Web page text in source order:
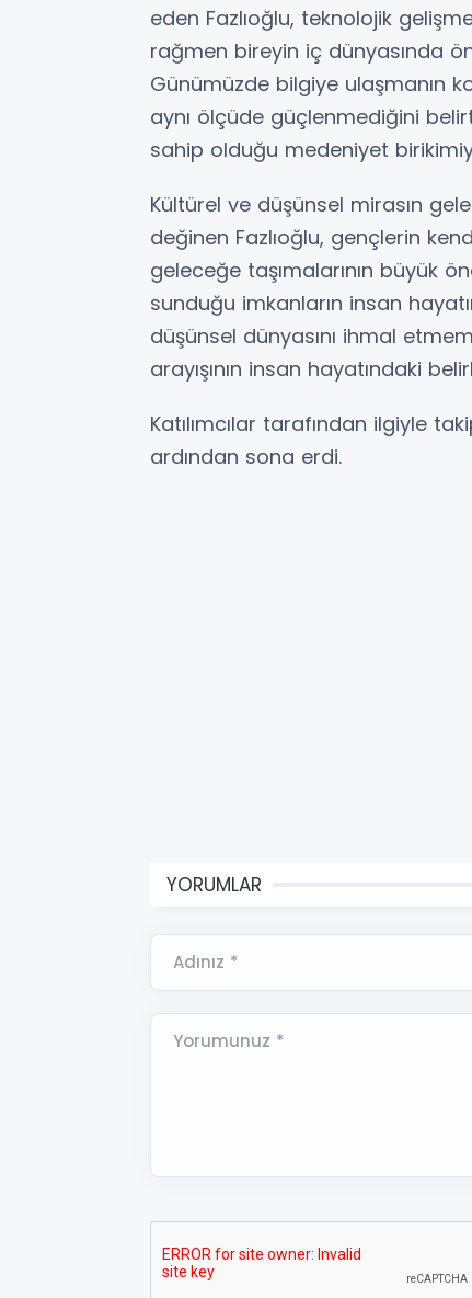
eden Fazlıoğlu, teknolojik
rağmen bireyin iç dünyasında
Günümüzde bilgiye ulaşmanın
aynı ölçüde güçlenmediğini
sahip olduğu medeniyet
Kültürel ve düşünsel mirasın
değinen Fazlıoğlu, gençlerin
geleceğe taşımalarının büyük
sunduğu imkanların insan
düşünsel dünyasını ihmal
arayışının insan hayatındaki
Katılımcılar tarafından ilgiyle
ardından sona erdi.
YORUMLAR
Adınız *
Yorumunuz *